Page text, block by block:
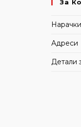
За
Нарачки
Адреси
Детали